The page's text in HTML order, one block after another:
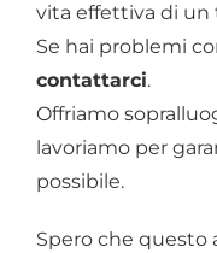
vita effettiva di
Se hai problemi
contattarci.
Offriamo
lavoriamo per
possibile.
Spero che questo